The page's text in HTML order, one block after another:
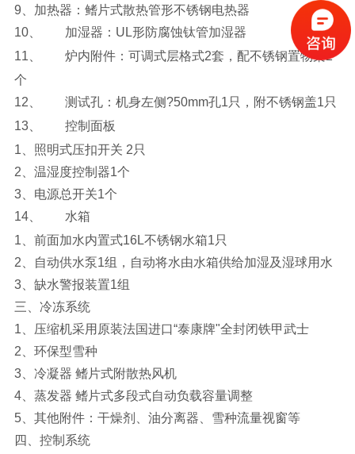
9、 加热器：鳍片式散热管形不锈钢电热器
10、
加湿器：UL形防腐蚀钛管加湿器
11、
炉内附件：可调式层格式2套，配不锈钢置物架2
个
12、
测试孔：机身左侧 ?50mm孔1只，附不锈钢盖1只
13、
控制面板
1、 照明式压扣开关 2只
2、 温湿度控制器1个
3、 电源总开关1个
14、
水箱
1、 前面加水内置式16L不锈钢水箱1只
2、
自动供水泵1组，自动将水由水箱供给加湿及湿球用水
3、 缺水警报装置1组
三、 冷冻系统
1、 压缩机采用原装法国进口“泰康牌"全封闭铁甲武士
2、 环保型雪种
3、 冷凝器 鳍片式附散热风机
4、 蒸发器 鳍片式多段式自动负载容量调整
5、 其他附件：干燥剂、油分离器、雪种流量视窗等
四、 控制系统